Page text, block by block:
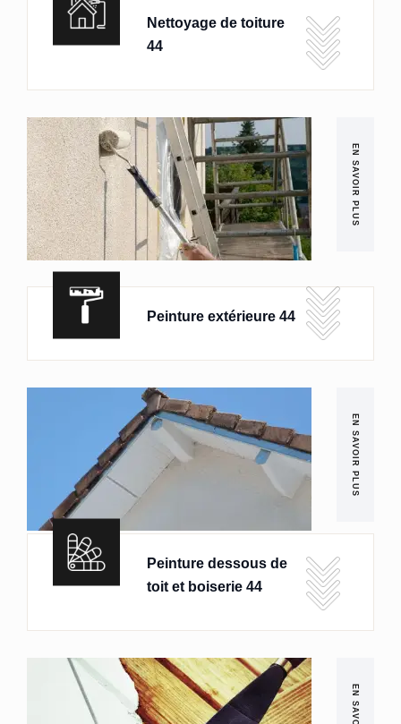
Nettoyage de toiture
44
EN SAVOIR PLUS
Peinture extérieure 44
EN SAVOIR PLUS
Peinture dessous de
toit et boiserie 44